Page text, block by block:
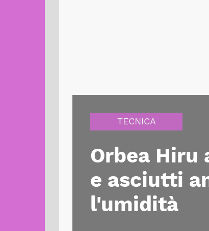
TECNICA
Orbea
e asciutti
l'umidità